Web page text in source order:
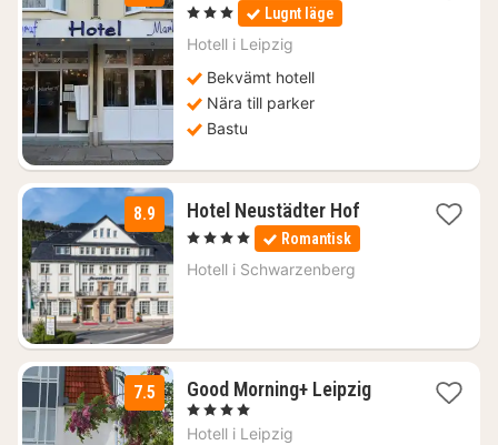
, 3 Stjärnor Lugnt läge
Hotell i Leipzig
Bekvämt hotell
Nära till parker
Bastu
8.9 Hotel Neustädter Hof1
natt
från
, 4 Stjärnor Romantisk
Hotell i Schwarzenberg
7.5 Good Morning+ Leipzig1
, 4 Stjärnor
Hotell i Leipzig